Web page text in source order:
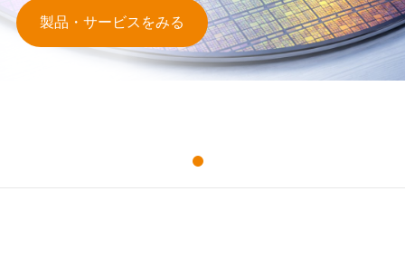
製品・サービスをみる